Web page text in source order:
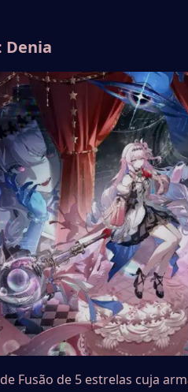
Denia
Fusão de 5 estrelas cuja